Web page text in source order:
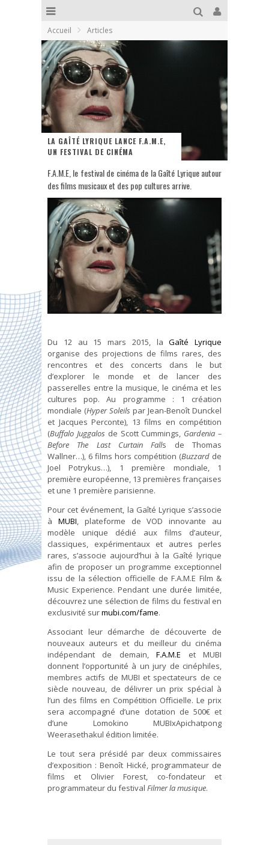
Accueil Articles
LA GAÎTÉ LYRIQUE LANCE F.A.M.E,
UN FESTIVAL DE CINÉMA
F.A.M.E, le festival de cinéma de la Gaîté Lyrique autour
des films musicaux et des pop cultures arrive.
Du 12 au 15 mars 2015, laGaîté Lyrique
organise des projections de films rares, des
rencontres et des concerts dans le but
d’explorer le monde et de lancer des
passerelles entre la musique, le cinéma et les
cultures pop. Au programme : 1 création
mondiale (Hyper Soleils par Jean-Benoît Dunckel
et Jacques Perconte), 13 films en compétition
(Buffalo Juggalosde Scott Cummings, Gardenia –
Before The Last Curtain Falls de Thomas
Wallner…), 6 films hors compétition (Buzzard de
Joel Potrykus…), 1 première mondiale, 1
première européenne, 13 premières françaises
et une 1 première parisienne.
Pour cet événement, la Gaîté Lyrique s’associe
à MUBI, plateforme de VOD innovante au
modèle unique dédié aux films d’auteur,
classiques, expérimentaux et autres perles
rares, s’associe aujourd’hui à la Gaîté lyrique
afin de proposer un programme exceptionnel
issu de la sélection officielle de F.A.M.E Film &
Music Experience. Pendant une durée limitée,
découvrez une sélection de films du festival en
exclusivité surmubi.com/fame.
Associant leur démarche de découverte de
nouveaux auteurs et du meilleur du cinéma
indépendant de demain,F.A.M.E et MUBI
donnent l’opportunité à un jury de cinéphiles,
membres actifs de MUBI et spectateurs de ce
siècle nouveau, de délivrer un prix spécial à
l’un des films en Compétition Officielle. Le prix
sera accompagné d’une dotation de 500€ et
d’une Lomokino MUBIxApichatpong
Weerasethakul édition limitée.
Le tout sera présidé par deux commissaires
d’exposition : Benoît Hické, programmateur de
films et Olivier Forest, co-fondateur et
programmateur du festival Filmer la musique.